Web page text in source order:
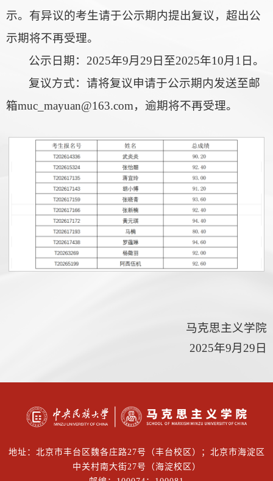
示。有异议的考生请于公示期内提出复议，超出公
示期将不再受理。
公示日期：2025年9月29日至2025年10月1日。
复议方式：请将复议申请于公示期内发送至邮
箱muc_mayuan@163.com，逾期将不再受理。
马克思主义学院
2025年9月29日
地址：北京市丰台区魏各庄路27号（丰台校区）；北京市海淀区
中关村南大街27号（海淀校区）